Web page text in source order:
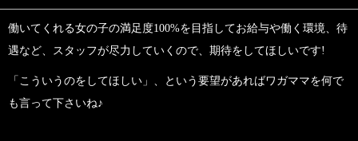
働いてくれる女の子の満足度100%を目指してお給与や働く環境、待
遇など、スタッフが尽力していくので、期待をしてほしいです!
「こういうのをしてほしい」、という要望があればワガママを何で
も言って下さいね♪